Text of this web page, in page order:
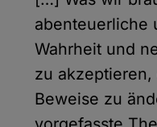
abenteuerliche
Wahrheit und
zu
Beweise zu